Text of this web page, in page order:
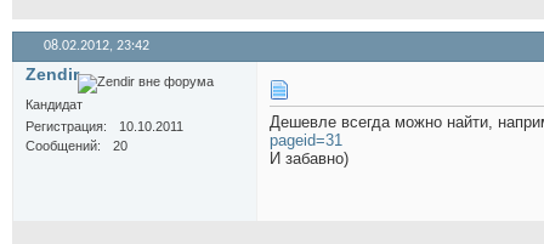
08.02.2012, 23:42
Zendir
Кандидат
Регистрация
10.10.2011
Сообщений
20
Дешевле всегда можно найти,
pageid=31
И забавно)